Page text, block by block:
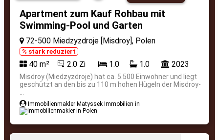
Apartment zum Kauf Rohbau mit
Swimming-Pool und Garten
72-500 Miedzyzdroje [Misdroy], Polen
% stark reduziert
40 m² 2.0 Zi 1.0 1.0 2023
Misdroy (Miedzyzdroje) hat ca. 5.500 Einwohner und liegt
geschützt an den bis zu 110 m hohen Hügeln der Misdroy-
Immobilienmakler Matyssek Immobilien in